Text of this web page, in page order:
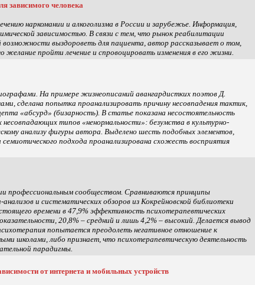
зависимого человека
наркомании и алкоголизма в России и зарубежье. Информация,
зависимостью. В связи с тем, что рынок реабилитации
выздороветь для пациента, автор рассказывает о том,
пройти лечение и спровоцировать изменения в его жизни.
На примере жизнеописаний авангардистких поэтов Д.
сделана попытка проанализировать причину несовпадения тактик,
«абсурд» (бизарность). В статье показана несостоятельность
типов «ненормальности»: безумства в культурно-
анализу фигуры автора. Выделено шесть подобных элементов,
подхода проанализирована схожесть восприятия
профессиональным сообществом. Сравниваются принципы
и систематических обзоров из Кокрейновской библиотеки
времени в 47,9% эффективность психотерапевтических
20,8% – средний и лишь 4,2% – высокий. Делается вывод
попытается преодолеть негативное отношение к
школами, либо признает, что психотерапевтическую деятельность
парадигмы.
от интернета и мобильных устройств